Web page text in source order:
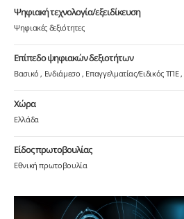
Ψηφιακή τεχνολογία/εξειδίκευση
Ψηφιακές δεξιότητες
Επίπεδο ψηφιακών δεξιοτήτων
Βασικό Ενδιάμεσο Επαγγελματίας/Ειδικός ΤΠΕ
Χώρα
Ελλάδα
Είδος πρωτοβουλίας
Εθνική πρωτοβουλία